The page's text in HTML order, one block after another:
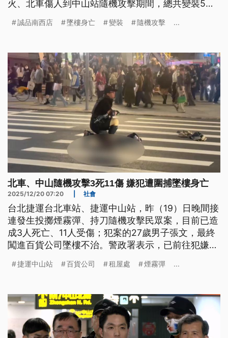
火、北車傷人到中山站隨機攻擊期間，總共變裝5
誠品南西店 墜樓身亡 變裝 隨機攻擊 ...
北車、中山隨機攻擊3死11傷 嫌犯遭圍捕墜樓身亡
2025/12/20 07:20 社會
台北捷運台北車站、捷運中山站，昨（19）日晚間接
連發生投擲煙霧彈、持刀隨機攻擊民眾案，目前已造
成3人死亡、11人受傷；犯案的27歲男子張文，最終
闖進百貨公司墜樓不治。警政署表示，已前往犯嫌在
長蔣萬安強調，除了維安全面升級，也將追究嫌犯賠
捷運中山站 百貨公司 租屋處 煙霧彈 ...